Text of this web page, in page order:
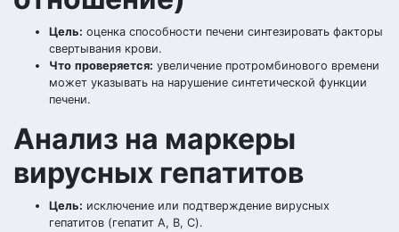
Цель: оценка способности печени синтезировать факторы
свертывания крови.
Что проверяется: увеличение протромбинового времени
может указывать на нарушение синтетической функции
печени.
Анализ на маркеры
вирусных гепатитов
Цель: исключение или подтверждение вирусных
гепатитов (гепатит A, B, C).